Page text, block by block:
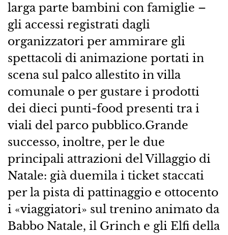
larga parte bambini con famiglie –
gli accessi registrati dagli
organizzatori per ammirare gli
spettacoli di animazione portati in
scena sul palco allestito in villa
comunale o per gustare i prodotti
dei dieci punti-food presenti tra i
viali del parco pubblico.Grande
successo, inoltre, per le due
principali attrazioni del Villaggio di
Natale: già duemila i ticket staccati
per la pista di pattinaggio e ottocento
i «viaggiatori» sul trenino animato da
Babbo Natale, il Grinch e gli Elfi della